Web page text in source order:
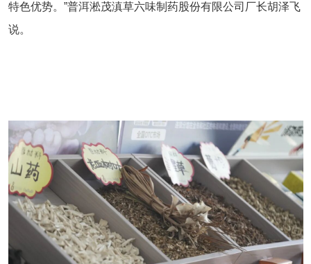
特色优势。”普洱淞茂滇草六味制药股份有限公司厂长胡泽飞
说。